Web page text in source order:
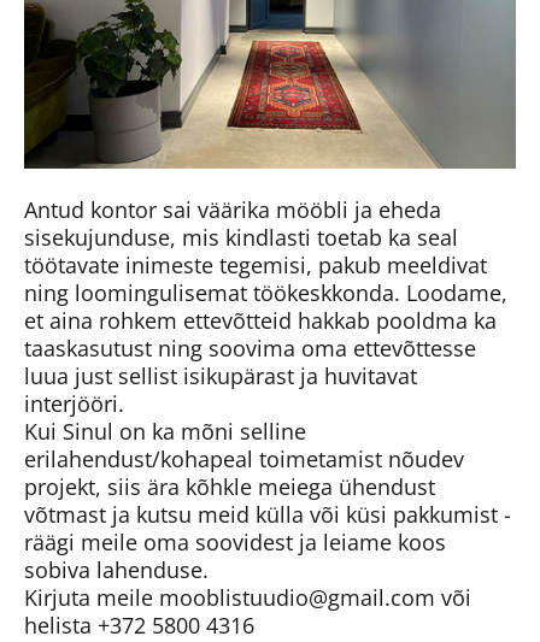
Antud kontor sai väärika mööbli ja eheda
sisekujunduse, mis kindlasti toetab ka seal
töötavate inimeste tegemisi, pakub meeldivat
ning loomingulisemat töökeskkonda. Loodame,
et aina rohkem ettevõtteid hakkab pooldma ka
taaskasutust ning soovima oma ettevõttesse
luua just sellist isikupärast ja huvitavat
interjööri.
Kui Sinul on ka mõni selline
erilahendust/kohapeal toimetamist nõudev
projekt, siis ära kõhkle meiega ühendust
võtmast ja kutsu meid külla või küsi pakkumist -
räägi meile oma soovidest ja leiame koos
sobiva lahenduse.
Kirjuta meile mooblistuudio@gmail.com või
helista +372 5800 4316